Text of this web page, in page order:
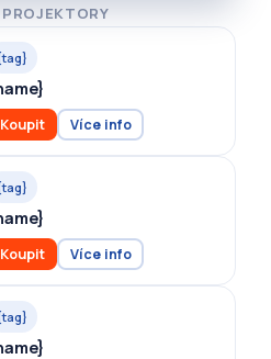
Koupit Více info
Koupit Více info